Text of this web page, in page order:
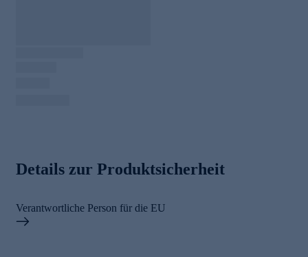
Details zur Produktsicherheit
Verantwortliche Person für die EU